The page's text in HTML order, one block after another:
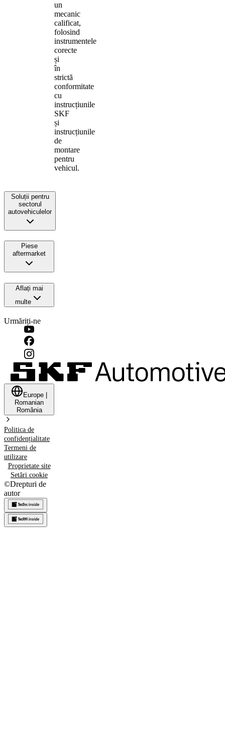
un
mecanic
calificat,
folosind
instrumentele
corecte
și
în
strictă
conformitate
cu
instrucțiunile
SKF
și
instrucțiunile
de
montare
pentru
vehicul.
Soluții pentru
sectorul
autovehiculelor
Piese
aftermarket
Aflați mai
multe
Urmăriți-ne
Europe
Romanian
România
Politica de
confidențialitate
Termeni de
utilizare
Proprietate site
Setări cookie
©Drepturi de
autor